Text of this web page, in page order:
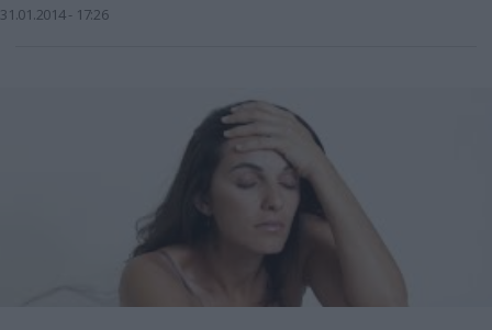
πλαφόν στην συνταγογράφηση φαρμάκων και διαγνωστικών
31.01.2014 17:26